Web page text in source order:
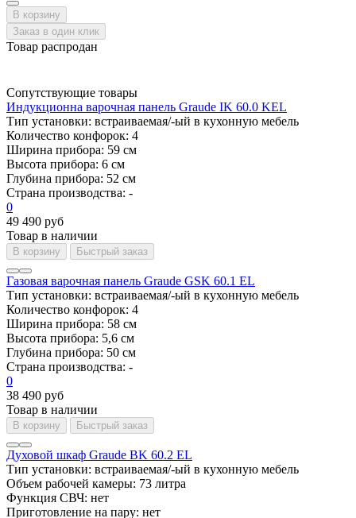
В корзину
Заказ в один клик
Товар распродан
Сопутствующие товары
Индукционна варочная панель Graude IK 60.0 KEL
Тип установки: встраиваемая/-ый в кухонную мебель
Количество конфорок: 4
Ширина прибора: 59 см
Высота прибора: 6 см
Глубина прибора: 52 см
Страна производства: -
0
49 490 руб
Товар в наличии
В корзину Быстрый заказ
Газовая варочная панель Graude GSK 60.1 EL
Тип установки: встраиваемая/-ый в кухонную мебель
Количество конфорок: 4
Ширина прибора: 58 см
Высота прибора: 5,6 см
Глубина прибора: 50 см
Страна производства: -
0
38 490 руб
Товар в наличии
В корзину Быстрый заказ
Духовой шкаф Graude BK 60.2 EL
Тип установки: встраиваемая/-ый в кухонную мебель
Объем рабочей камеры: 73 литра
Функция СВЧ: нет
Приготовление на пару: нет